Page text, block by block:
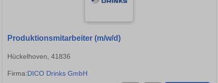
Produktionsmitarbeiter (m/w/d)
Hückelhoven, 41836
Firma:DICO Drinks GmbH